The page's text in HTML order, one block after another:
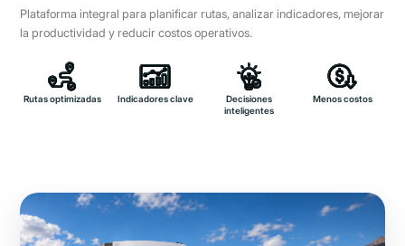
Plataforma integral para planificar rutas, analizar indicadores, mejorar
la productividad y reducir costos operativos.
Rutas optimizadas Indicadores clave
Decisiones
inteligentes
Menos costos